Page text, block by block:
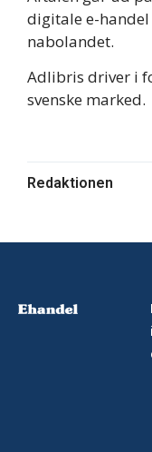
digitale e-
nabolandet.
Adlibris driver i
svenske marked.
Redaktionen